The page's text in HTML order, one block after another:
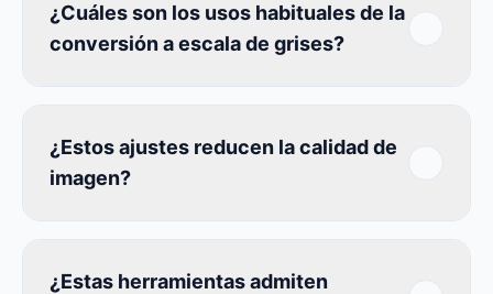
¿Cuáles son los usos habituales de la
conversión a escala de grises?
¿Estos ajustes reducen la calidad de
imagen?
¿Estas herramientas admiten